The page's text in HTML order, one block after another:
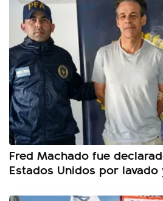
Fred Machado fue
Estados Unidos por